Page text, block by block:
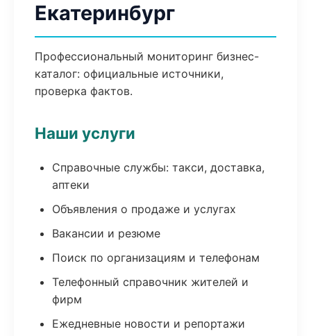
Екатеринбург
Профессиональный мониторинг бизнес-
каталог: официальные источники,
проверка фактов.
Наши услуги
Справочные службы: такси, доставка,
аптеки
Объявления о продаже и услугах
Вакансии и резюме
Поиск по организациям и телефонам
Телефонный справочник жителей и
фирм
Ежедневные новости и репортажи